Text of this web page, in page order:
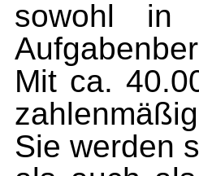
sowohl in
Mit ca.
Sie werden